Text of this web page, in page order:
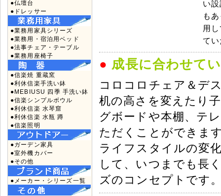
●仏壇台
●ドレッサー
●業務用家具シリーズ
●業務用・宿泊用ベッド
●法事チェア・テーブル
●業務用座椅子
●信楽焼 重蔵窯
●利休信楽手洗い鉢
●MEBIUSU 四季 手洗い鉢
●信楽シンプルボウル
●利休信楽 水琴窟
●利休信楽 水瓶 蹲
●信楽照明
●ガーデン家具
●室外機カバー
●その他
●メーカー・シリーズ一覧
い
も
用
て
● 成長に合わせて
コロコロチェア＆デ
机の高さを変えたり
グボードや本棚、テ
ただくことができま
ライフスタイルの変
して、いつまでも長
ズのコンセプトです